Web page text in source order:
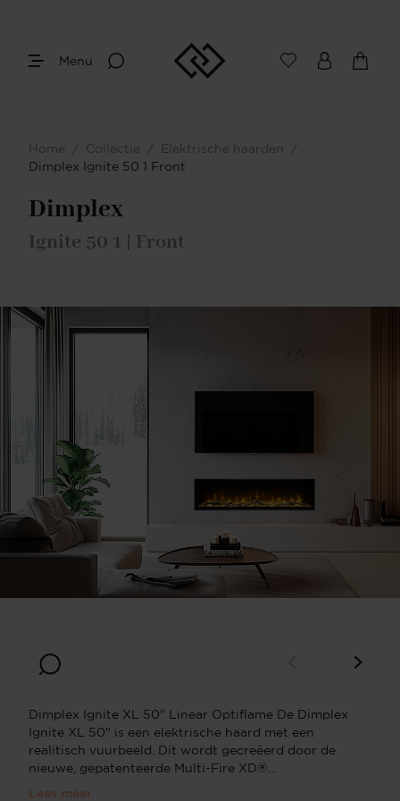
Menu
Home / Collectie / Elektrische haarden
/
Dimplex Ignite 50 1 Front
Dimplex
Ignite 50 1 | Front
Dimplex Ignite XL 50" Linear Optiflame De Dimplex
Ignite XL 50" is een elektrische haard met een
realitisch vuurbeeld. Dit wordt gecreëerd door de
nieuwe, gepatenteerde Multi-Fire XD®
Lees meer
Front